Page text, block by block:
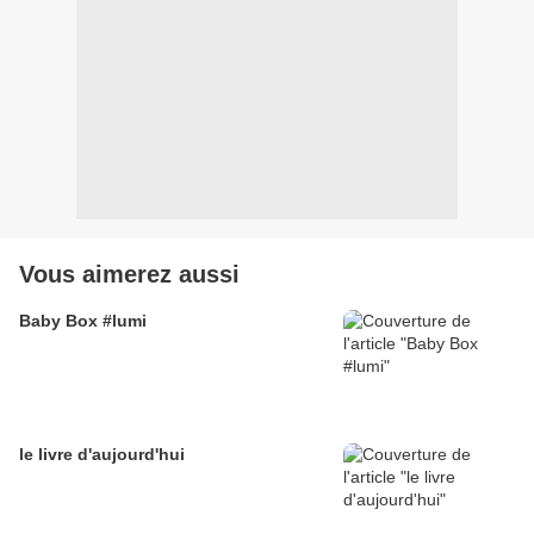
Vous aimerez aussi
Baby Box #lumi
le livre d'aujourd'hui